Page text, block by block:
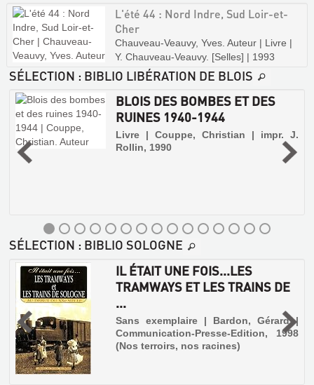
L'été 44 : Nord Indre, Sud Loir-et-
Cher
Chauveau-Veauvy, Yves. Auteur | Livre |
Y. Chauveau-Veauvy. [Selles] | 1993
SÉLECTION : BIBLIO LIBÉRATION DE BLOIS
BLOIS DES BOMBES ET DES
RUINES 1940-1944
Livre | Couppe, Christian | impr. J.
Rollin, 1990
SÉLECTION : BIBLIO SOLOGNE
IL ÉTAIT UNE FOIS...LES
TRAMWAYS ET LES TRAINS DE
...
Sans exemplaire | Bardon, Gérard |
Communication-Presse-Edition, 1998
(Nos terroirs, nos racines)